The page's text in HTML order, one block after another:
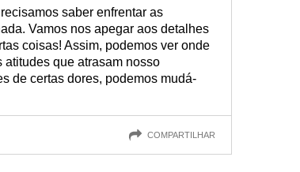
saber enfrentar as
Vamos nos apegar aos detalhes
coisas! Assim, podemos ver onde
atitudes que atrasam nosso
de certas dores, podemos mudá-
COMPARTILHAR